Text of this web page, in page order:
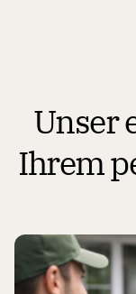
Unser
Ihrem